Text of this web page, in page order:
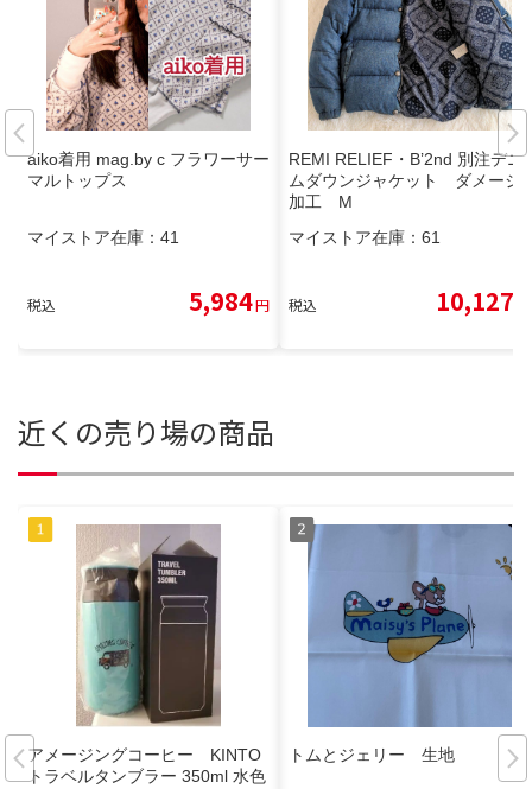
aiko着用 mag.by c フラワーサー
マルトップス
マイストア在庫： 41
税込 5,984円
REMI RELIEF・B’2nd 別注デニ
ムダウンジャケット ダメージ
加工 M
マイストア在庫： 61
税込 10,127
近くの売り場の商品
アメージングコーヒー KINTO
トラベルタンブラー 350ml 水色
トムとジェリー 生地